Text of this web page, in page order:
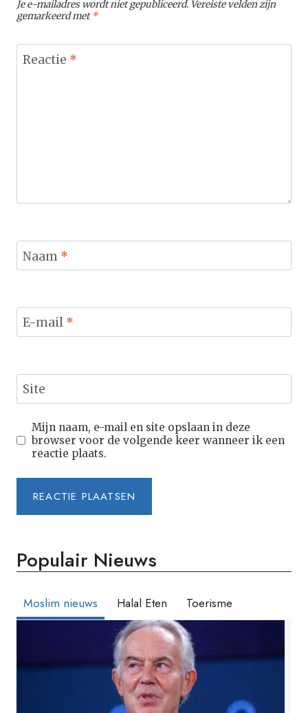
Je e-mailadres wordt niet gepubliceerd. Vereiste velden zijn
gemarkeerd met*
Reactie *
Naam *
E-mail *
Site
Mijn naam, e-mail en site opslaan in deze
browser voor de volgende keer wanneer ik een
reactie plaats.
Populair Nieuws
Moslim nieuws Halal Eten Toerisme